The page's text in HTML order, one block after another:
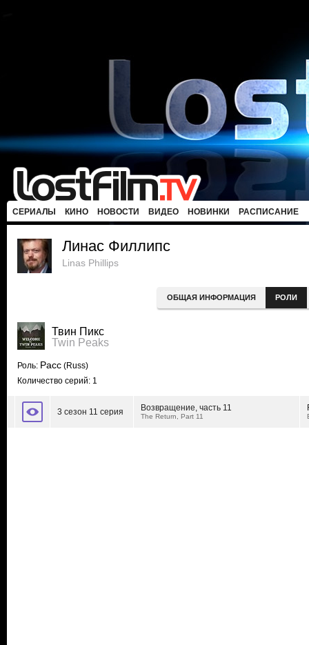
СЕРИАЛЫ КИНО НОВОСТИ ВИДЕО НОВИНКИ РАСПИСАНИЕ
Линас Филлипс
Linas Phillips
ОБЩАЯ ИНФОРМАЦИЯ РОЛИ
Твин Пикс
Twin Peaks
Роль: Расс (Russ)
Количество серий: 1
3 сезон 11 серия Возвращение, часть 11
The Return, Part 11